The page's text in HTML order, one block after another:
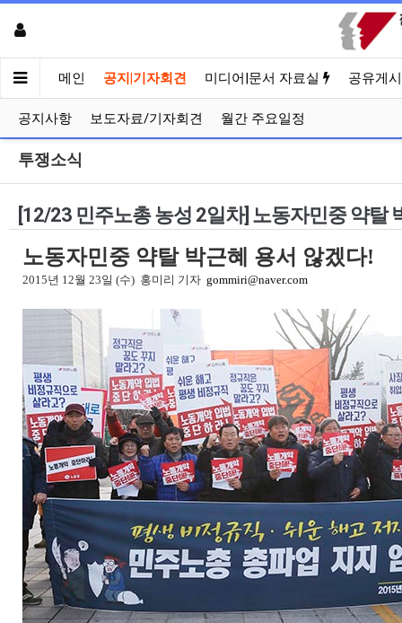
메인 공지|기자회견 미디어|문서 자료실 공유게
공지사항 보도자료/기자회견 월간 주요일정
투쟁소식
[12/23 민주노총 농성 2일차] 노동자민중 약탈
노동자민중 약탈 박근혜 용서 않겠다!
2015년 12월 23일 (수) 홍미리 기자 gommiri@naver.com